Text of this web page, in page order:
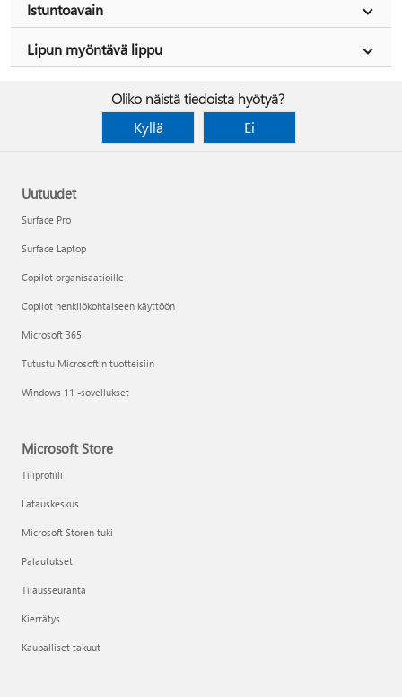
Istuntoavain
Lipun myöntävä lippu
Oliko näistä tiedoista hyötyä?
Kyllä
Ei
Uutuudet
Surface Pro
Surface Laptop
Copilot organisaatioille
Copilot henkilökohtaiseen käyttöön
Microsoft 365
Tutustu Microsoftin tuotteisiin
Windows 11 -sovellukset
Microsoft Store
Tiliprofiili
Latauskeskus
Microsoft Storen tuki
Palautukset
Tilausseuranta
Kierrätys
Kaupalliset takuut